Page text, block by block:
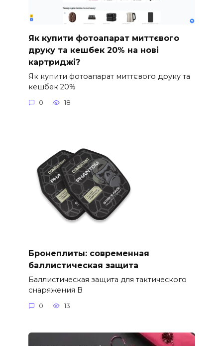
Як купити фотоапарат миттєвого
друку та кешбек 20% на нові
картриджі?
Як купити фотоапарат миттєвого друку та
кешбек 20%
0 18
Бронеплиты: современная
баллистическая защита
Баллистическая защита для тактического
снаряжения В
0 13